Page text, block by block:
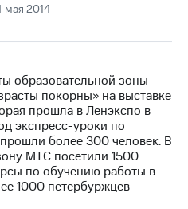
мая 2014
образовательной зоны
покорны» на выставке
прошла в Ленэкспо в
экспресс-уроки по
более 300 человек. В
МТС посетили 1500
по обучению работы в
1000 петербуржцев